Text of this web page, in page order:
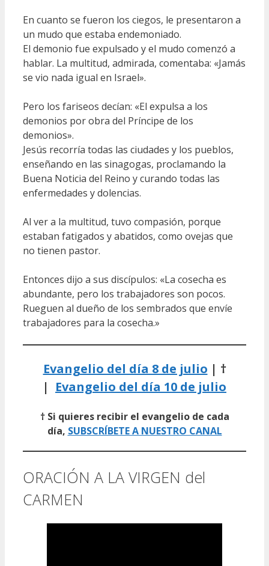
En cuanto se fueron los ciegos, le presentaron a
un mudo que estaba endemoniado.
El demonio fue expulsado y el mudo comenzó a
hablar. La multitud, admirada, comentaba: «Jamás
se vio nada igual en Israel».
Pero los fariseos decían: «El expulsa a los
demonios por obra del Príncipe de los
demonios».
Jesús recorría todas las ciudades y los pueblos,
enseñando en las sinagogas, proclamando la
Buena Noticia del Reino y curando todas las
enfermedades y dolencias.
Al ver a la multitud, tuvo compasión, porque
estaban fatigados y abatidos, como ovejas que
no tienen pastor.
Entonces dijo a sus discípulos: «La cosecha es
abundante, pero los trabajadores son pocos.
Rueguen al dueño de los sembrados que envíe
trabajadores para la cosecha.»
Evangelio del día 8 de julio | †
| Evangelio del día 10 de julio
† Si quieres recibir el evangelio de cada
día, SUBSCRÍBETE A NUESTRO CANAL
ORACIÓN A LA VIRGEN del
CARMEN